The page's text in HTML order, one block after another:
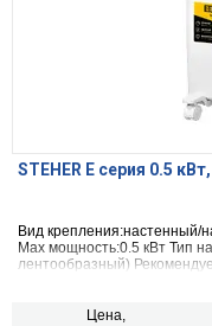
STEHER Е серия 0.5
Вид крепления:настенный/
Max мощность:0.5 кВт Тип
лентообразный)
Цена,